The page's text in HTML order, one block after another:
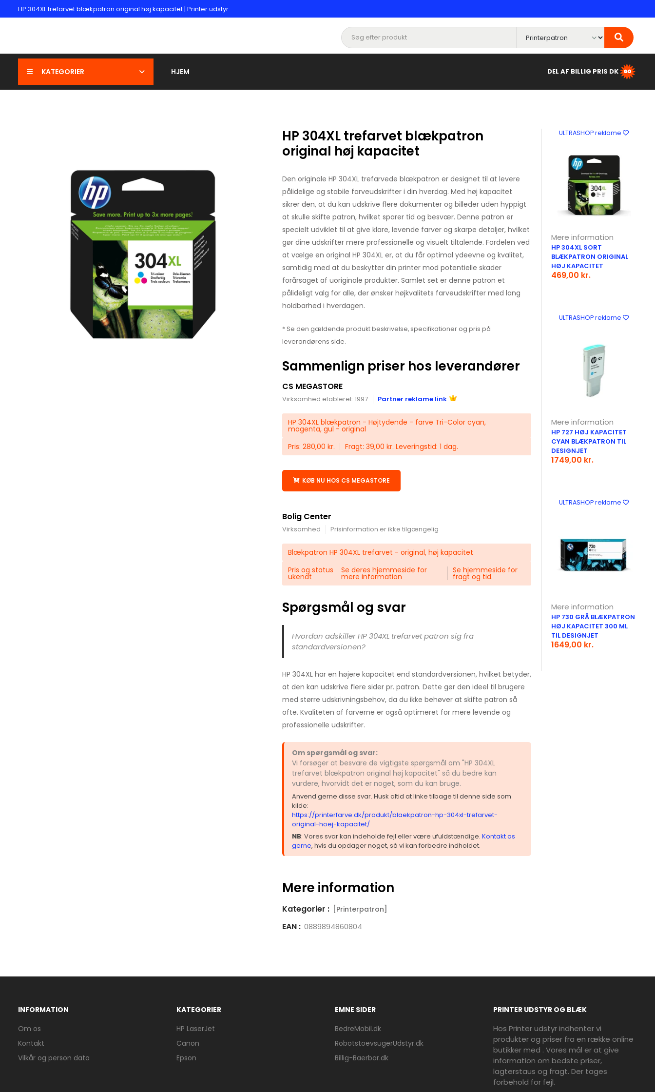
HP 304XL trefarvet blækpatron original høj kapacitet | Printer udstyr
KATEGORIER HJEM DEL AF BILLIG PRIS DK
HP 304XL trefarvet blækpatron
original høj kapacitet
Den originale HP 304XL trefarvede blækpatron er designet til at levere
pålidelige og stabile farveudskrifter i din hverdag. Med høj kapacitet
sikrer den, at du kan udskrive flere dokumenter og billeder uden hyppigt
at skulle skifte patron, hvilket sparer tid og besvær. Denne patron er
specielt udviklet til at give klare, levende farver og skarpe detaljer, hvilket
gør dine udskrifter mere professionelle og visuelt tiltalende. Fordelen ved
at vælge en original HP 304XL er, at du får optimal ydeevne og kvalitet,
samtidig med at du beskytter din printer mod potentielle skader
forårsaget af uoriginale produkter. Samlet set er denne patron et
pålideligt valg for alle, der ønsker højkvalitets farveudskrifter med lang
holdbarhed i hverdagen.
* Se den gældende produkt beskrivelse, specifikationer og pris på
leverandørens side.
Sammenlign priser hos leverandører
CS MEGASTORE
Virksomhed etableret: 1997 Partner reklame link
HP 304XL blækpatron - Højtydende - farve Tri-Color cyan,
magenta, gul - original
Pris: 280,00 kr.
Fragt: 39,00 kr. Leveringstid: 1 dag.
KØB NU HOS CS MEGASTORE
Bolig Center
Virksomhed Prisinformation er ikke tilgængelig
Blækpatron HP 304XL trefarvet - original, høj kapacitet
Pris og status
ukendt
Se deres hjemmeside for
mere information
Se hjemmeside for
fragt og tid.
Spørgsmål og svar
Hvordan adskiller HP 304XL trefarvet patron sig fra
standardversionen?
HP 304XL har en højere kapacitet end standardversionen, hvilket betyder,
at den kan udskrive flere sider pr. patron. Dette gør den ideel til brugere
med større udskrivningsbehov, da du ikke behøver at skifte patron så
ofte. Kvaliteten af farverne er også optimeret for mere levende og
professionelle udskrifter.
Om spørgsmål og svar:
Vi forsøger at besvare de vigtigste spørgsmål om "HP 304XL
trefarvet blækpatron original høj kapacitet" så du bedre kan
vurdere, hvorvidt det er noget, som du kan bruge.
Anvend gerne disse svar. Husk altid at linke tilbage til denne side som
kilde:
https://printerfarve.dk/produkt/blaekpatron-hp-304xl-trefarvet-
original-hoej-kapacitet/
NB: Vores svar kan indeholde fejl eller være ufuldstændige. Kontakt os
gerne, hvis du opdager noget, så vi kan forbedre indholdet.
Mere information
Kategorier : [Printerpatron]
EAN : 0889894860804
ULTRASHOP reklame
Mere information
HP 304XL SORT
BLÆKPATRON ORIGINAL
HØJ KAPACITET
469,00 kr.
ULTRASHOP reklame
Mere information
HP 727 HØJ KAPACITET
CYAN BLÆKPATRON TIL
DESIGNJET
1749,00 kr.
ULTRASHOP reklame
Mere information
HP 730 GRÅ BLÆKPATRON
HØJ KAPACITET 300 ML
TIL DESIGNJET
1649,00 kr.
INFORMATION
Om os
Kontakt
Vilkår og person data
KATEGORIER
HP LaserJet
Canon
Epson
EMNE SIDER
BedreMobil.dk
RobotstoevsugerUdstyr.dk
Billig-Baerbar.dk
PRINTER UDSTYR OG BLÆK
Hos Printer udstyr indhenter vi
produkter og priser fra en række online
butikker med . Vores mål er at give
information om bedste priser,
lagterstaus og fragt. Der tages
forbehold for fejl.